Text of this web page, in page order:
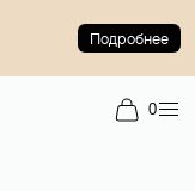
Подробнее
0